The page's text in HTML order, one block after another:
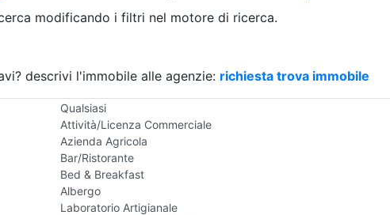
Camera d'Albergo
Box/Garage
Qualsiasi
Attività/Licenza Commerciale
Azienda Agricola
Bar/Ristorante
Bed & Breakfast
Albergo
Laboratorio Artigianale
modificando i filtri nel motore di ricerca.
descrivi l'immobile alle agenzie: richiesta trova immobile